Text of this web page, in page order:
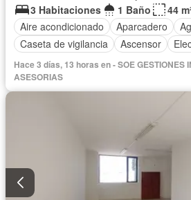
3 Habitaciones
1 Baño
44
Aire acondicionado
Aparcadero
Caseta de vigilancia
Ascensor
Hace 3 días, 13 horas en - SOE GESTIONES
ASESORIAS